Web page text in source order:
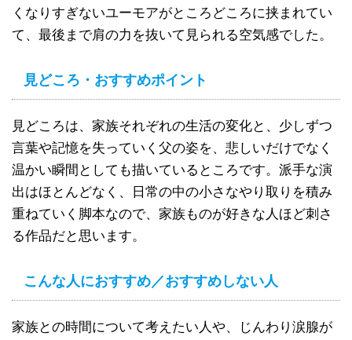
くなりすぎないユーモアがところどころに挟まれてい
て、最後まで肩の力を抜いて見られる空気感でした。
見どころ・おすすめポイント
見どころは、家族それぞれの生活の変化と、少しずつ
言葉や記憶を失っていく父の姿を、悲しいだけでなく
温かい瞬間としても描いているところです。派手な演
出はほとんどなく、日常の中の小さなやり取りを積み
重ねていく脚本なので、家族ものが好きな人ほど刺さ
る作品だと思います。
こんな人におすすめ／おすすめしない人
家族との時間について考えたい人や、じんわり涙腺が